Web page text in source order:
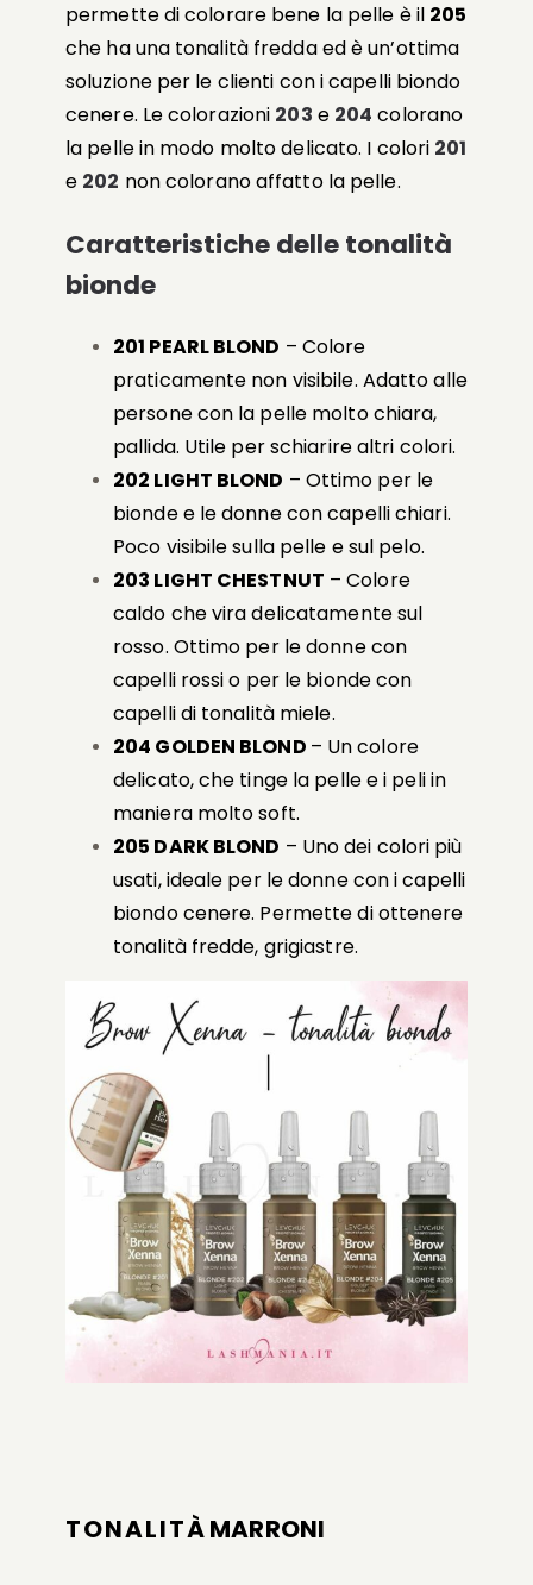
permette di colorare bene la pelle è il 205
che ha una tonalità fredda ed è un’ottima
soluzione per le clienti con i capelli biondo
cenere. Le colorazioni 203 e 204 colorano
la pelle in modo molto delicato. I colori 201
e 202 non colorano affatto la pelle.
Caratteristiche delle tonalità
bionde
201 PEARL BLOND – Colore
praticamente non visibile. Adatto alle
persone con la pelle molto chiara,
pallida. Utile per schiarire altri colori.
202 LIGHT BLOND – Ottimo per le
bionde e le donne con capelli chiari.
Poco visibile sulla pelle e sul pelo.
203 LIGHT CHESTNUT – Colore
caldo che vira delicatamente sul
rosso. Ottimo per le donne con
capelli rossi o per le bionde con
capelli di tonalità miele.
204 GOLDEN BLOND – Un colore
delicato, che tinge la pelle e i peli in
maniera molto soft.
205 DARK BLOND – Uno dei colori più
usati, ideale per le donne con i capelli
biondo cenere. Permette di ottenere
tonalità fredde, grigiastre.
TONALITÀ MARRONI